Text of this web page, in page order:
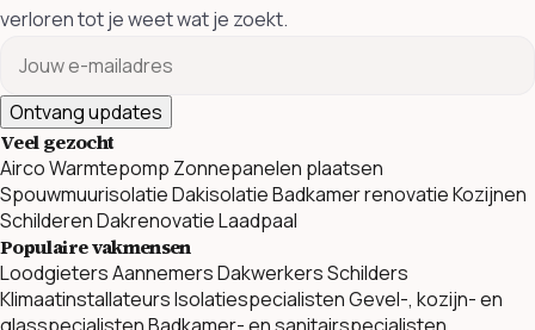
verloren tot je weet wat je zoekt.
Ontvang updates
Veel gezocht
AircoWarmtepomp Zonnepanelen plaatsen
SpouwmuurisolatieDakisolatieBadkamer renovatieKozijnen
SchilderenDakrenovatieLaadpaal
Populaire vakmensen
LoodgietersAannemersDakwerkersSchilders
KlimaatinstallateursIsolatiespecialistenGevel-, kozijn- en